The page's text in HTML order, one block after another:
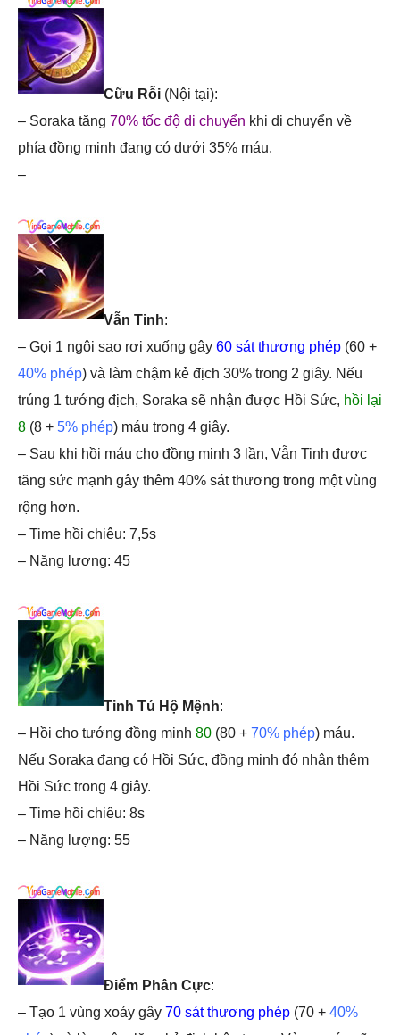
Cữu Rỗi (Nội tại):
– Soraka tăng 70% tốc độ di chuyển khi di chuyển về
phía đồng minh đang có dưới 35% máu.
–
Vẫn Tinh:
– Gọi 1 ngôi sao rơi xuống gây 60 sát thương phép (60 +
40% phép) và làm chậm kẻ địch 30% trong 2 giây. Nếu
trúng 1 tướng địch, Soraka sẽ nhận được Hồi Sức, hồi lại
8 (8 + 5% phép) máu trong 4 giây.
– Sau khi hồi máu cho đồng minh 3 lần, Vẫn Tinh được
tăng sức mạnh gây thêm 40% sát thương trong một vùng
rộng hơn.
– Time hồi chiêu: 7,5s
– Năng lượng: 45
Tinh Tú Hộ Mệnh:
– Hồi cho tướng đồng minh 80 (80 + 70% phép) máu.
Nếu Soraka đang có Hồi Sức, đồng minh đó nhận thêm
Hồi Sức trong 4 giây.
– Time hồi chiêu: 8s
– Năng lượng: 55
Điểm Phân Cực:
– Tạo 1 vùng xoáy gây 70 sát thương phép (70 + 40%